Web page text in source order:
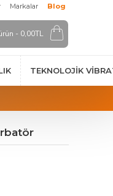
Markalar Blog
- 0,00TL
TEKNOLOJIK